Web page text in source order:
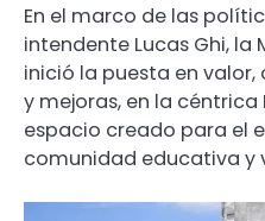
En el marco de las
intendente Lucas Ghi,
inició la puesta en
y mejoras, en la céntrica
espacio creado para el
comunidad educativa y